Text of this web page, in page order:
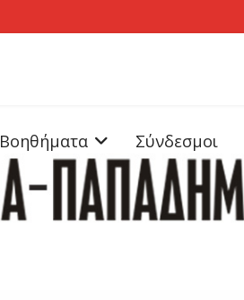
Βοηθήματα Σύνδεσμοι